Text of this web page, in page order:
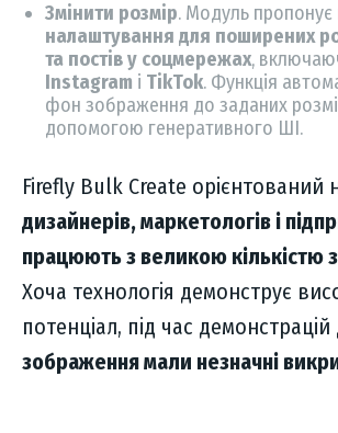
Змінити розмір. Модуль пропонує
налаштування для поширених
та постів у соцмережах,
Instagram і TikTok. Функція
фон зображення до заданих
допомогою генеративного ШІ.
Firefly Bulk Create орієнтований
дизайнерів, маркетологів і
працюють з великою кількістю
Хоча технологія демонструє
потенціал, під час демонстрацій
зображення мали незначні